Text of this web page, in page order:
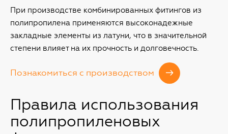
При производстве комбинированных фитингов из
полипропилена применяются высоконадежные
закладные элементы из латуни, что в значительной
степени влияет на их прочность и долговечность.
Познакомиться с производством
Правила использования
полипропиленовых